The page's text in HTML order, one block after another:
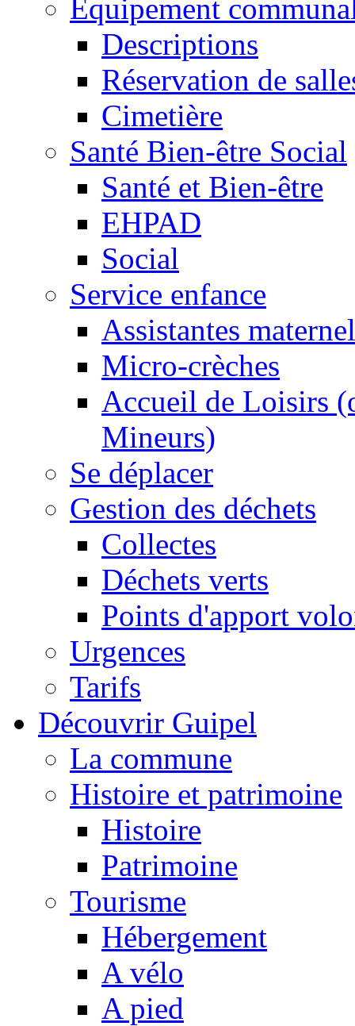
Equipement
Descriptions
Réservation de
Cimetière
Santé Bien-être Social
Santé et Bien-être
EHPAD
Social
Service enfance
Assistantes
Micro-crèches
Accueil de Loisirs
Mineurs)
Se déplacer
Gestion des déchets
Collectes
Déchets verts
Points d'apport
Urgences
Tarifs
Découvrir Guipel
La commune
Histoire et patrimoine
Histoire
Patrimoine
Tourisme
Hébergement
A vélo
A pied